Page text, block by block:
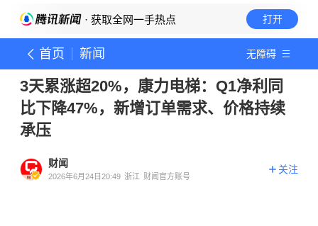
· 获取全网一手热点 打开
首页 新闻 无障碍
3天累涨超20%，康力电梯：Q1净利同
比下降47%，新增订单需求、价格持续
承压
财闻
2026年6月24日20:49 浙江 财闻官方账号
关注